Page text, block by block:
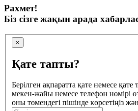
Рахмет!
Біз сізге жақын арада
×
Қате тапты?
Берілген ақпаратта қате немесе
мекен-жайы немесе телефон нөмірі
оны төмендегі пішінде көрсетіңіз